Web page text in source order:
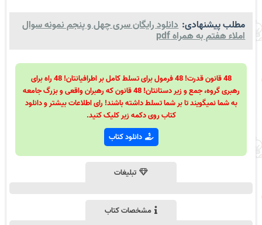
مطلب پیشنهادی: دانلود رایگان سری چهل و پنجم نمونه سوال
املاء هفتم به همراه pdf
48 قانون قدرت! 48 فرمول برای تسلط کامل بر اطرافیانتان! 48 راه برای
رهبری گروه، جمع و زیر دستانتان! 48 قانون که رهبران واقعی و بزرگ جامعه
به شما نمیگویند تا بر شما تسلط داشته باشند! رای اطلاعات بیشتر و دانلود
کتاب روی دکمه زیر کلیک کنید.
دانلود کتاب
تبلیغات
مشخصات کتاب